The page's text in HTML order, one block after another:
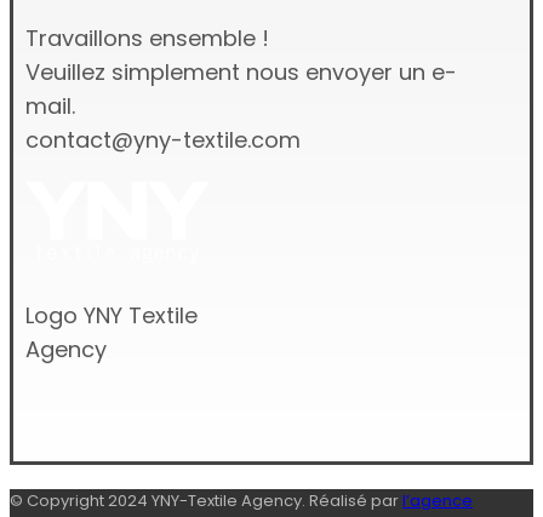
Travaillons ensemble !
Veuillez simplement nous envoyer un e-
mail.
contact@yny-textile.com
Logo YNY Textile
Agency
© Copyright 2024 YNY-Textile Agency. Réalisé parl’agence